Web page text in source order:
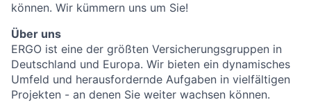
können. Wir kümmern uns um Sie!
Über uns
ERGO ist eine der größten Versicherungsgruppen in
Deutschland und Europa. Wir bieten ein dynamisches
Umfeld und herausfordernde Aufgaben in vielfältigen
Projekten - an denen Sie weiter wachsen können.